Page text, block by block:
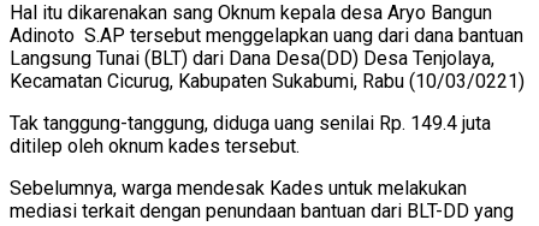
Hal itu dikarenakan sang Oknum kepala desa Aryo Bangun
Adinoto S.AP tersebut menggelapkan uang dari dana bantuan
Langsung Tunai (BLT) dari Dana Desa(DD) Desa Tenjolaya,
Kecamatan Cicurug, Kabupaten Sukabumi, Rabu (10/03/0221)
Tak tanggung-tanggung, diduga uang senilai Rp. 149.4 juta
ditilep oleh oknum kades tersebut.
Sebelumnya, warga mendesak Kades untuk melakukan
mediasi terkait dengan penundaan bantuan dari BLT-DD yang